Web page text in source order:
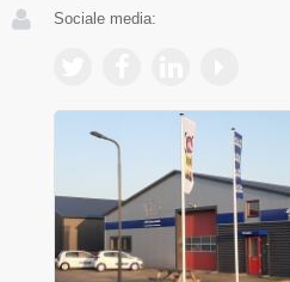
Sociale media: